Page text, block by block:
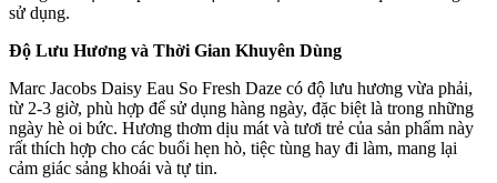
sử dụng.
Độ Lưu Hương và Thời Gian Khuyên Dùng
Marc Jacobs Daisy Eau So Fresh Daze có độ lưu hương vừa phải,
từ 2-3 giờ, phù hợp để sử dụng hàng ngày, đặc biệt là trong những
ngày hè oi bức. Hương thơm dịu mát và tươi trẻ của sản phẩm này
rất thích hợp cho các buổi hẹn hò, tiệc tùng hay đi làm, mang lại
cảm giác sảng khoái và tự tin.